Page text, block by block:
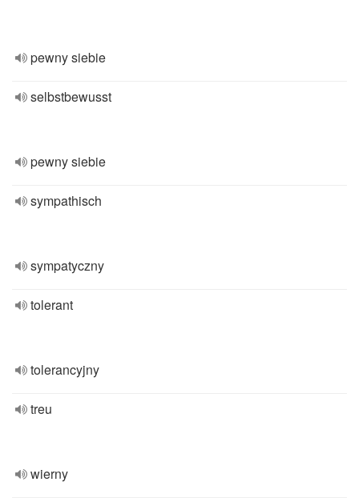
pewny siebie
selbstbewusst
pewny siebie
sympathisch
sympatyczny
tolerant
tolerancyjny
treu
wierny